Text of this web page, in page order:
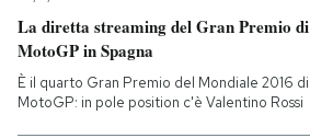
La diretta streaming del Gran Premio di
MotoGP in Spagna
È il quarto Gran Premio del Mondiale 2016 di
MotoGP: in pole position c'è Valentino Rossi